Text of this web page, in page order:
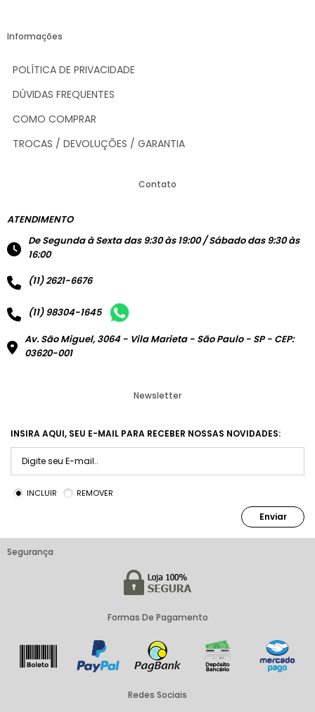
Informações
POLÍTICA DE PRIVACIDADE
DÚVIDAS FREQUENTES
COMO COMPRAR
TROCAS / DEVOLUÇÕES / GARANTIA
Contato
ATENDIMENTO
De Segunda à Sexta das 9:30 às 19:00 / Sábado das 9:30 às
16:00
(11) 2621-6676
(11) 98304-1645
Av. São Miguel, 3064 - Vila Marieta - São Paulo - SP - CEP:
03620-001
Newsletter
INSIRA AQUI, SEU E-MAIL PARA RECEBER NOSSAS NOVIDADES:
INCLUIR REMOVER
Enviar
Segurança
Formas De Pagamento
Redes Sociais